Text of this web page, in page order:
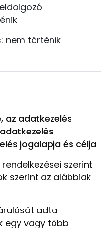
nem történik
az adatkezelés
jogalapja és célja
szerint
szerint az alábbiak
adta
egy vagy több